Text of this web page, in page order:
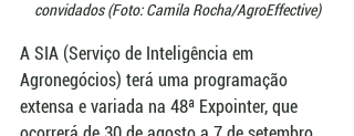
convidados (Foto: Camila Rocha/AgroEffective)
A SIA (Serviço de Inteligência em
Agronegócios) terá uma programação
extensa e variada na 48ª Expointer, que